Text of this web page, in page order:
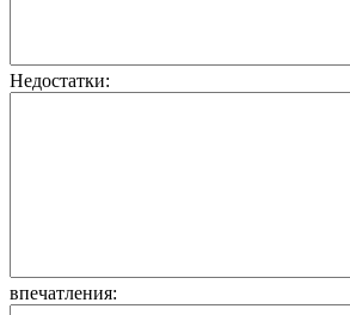
Недостатки:
впечатления: